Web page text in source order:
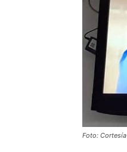
Foto: Cortesía